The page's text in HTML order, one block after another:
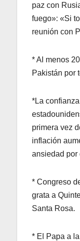
paz con
fuego»: «Si
reunión con
* Al menos
Pakistán por
*La
primera vez
inflación
ansiedad por
* Congreso
grata a
Santa Rosa.
* El Papa a